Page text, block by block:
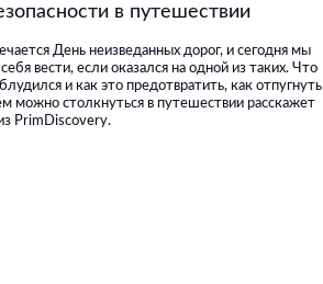
в путешествии
День неизведанных дорог, и сегодня мы
вести, если оказался на одной из таких. Что
и как это предотвратить, как отпугнуть
можно столкнуться в путешествии расскажет
PrimDiscovery.